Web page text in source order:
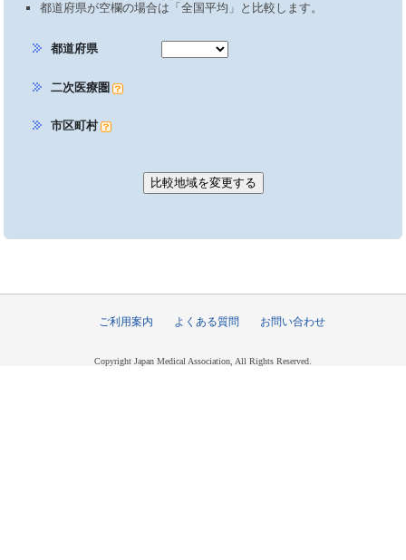
都道府県が空欄の場合は「全国平均」と比較します。
都道府県
二次医療圏
市区町村
ご利用案内 よくある質問 お問い合わせ
Copyright Japan Medical Association, All Rights Reserved.